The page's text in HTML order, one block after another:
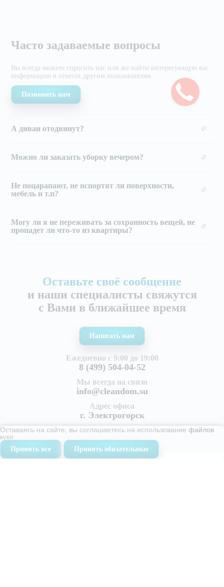
Часто задаваемые вопросы
Вы всегда можете спросить нас или же найти интересующую вас
информацию в ответах другим пользователям
Позвонить нам
А диван отодвинут?
Можно ли заказать уборку вечером?
Не поцарапают, не испортят ли поверхности,
мебель и т.п?
Могу ли я не переживать за сохранность вещей, не
пропадет ли что-то из квартиры?
Оставьте своё сообщение
и наши специалисты свяжутся
с Вами в ближайшее время
Написать нам
Ежедневно с 9:00 до 19:00
8 (499) 504-04-52
Мы всегда на связи
info@cleandom.su
Адрес офиса
г. Электрогорск
Оставаясь на сайте, вы соглашаетесь на использование файлов
куки
Принять все Принять обязательные